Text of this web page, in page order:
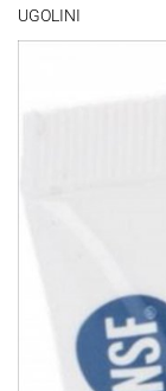
UGOLINI